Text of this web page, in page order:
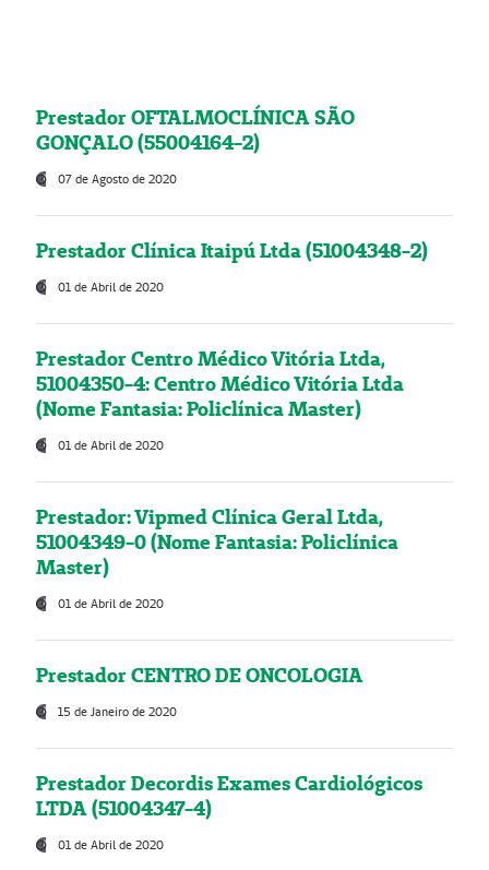
Prestador OFTALMOCLÍNICA SÃO
GONÇALO (55004164-2)
07 de Agosto de 2020
Prestador Clínica Itaipú Ltda (51004348-2)
01 de Abril de 2020
Prestador Centro Médico Vitória Ltda,
51004350-4: Centro Médico Vitória Ltda
(Nome Fantasia: Policlínica Master)
01 de Abril de 2020
Prestador: Vipmed Clínica Geral Ltda,
51004349-0 (Nome Fantasia: Policlínica
Master)
01 de Abril de 2020
Prestador CENTRO DE ONCOLOGIA
15 de Janeiro de 2020
Prestador Decordis Exames Cardiológicos
LTDA (51004347-4)
01 de Abril de 2020